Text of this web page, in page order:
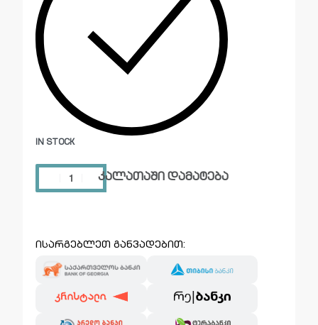
IN STOCK
კალათაში დამატება
ისარგებლეთ განვადებით: